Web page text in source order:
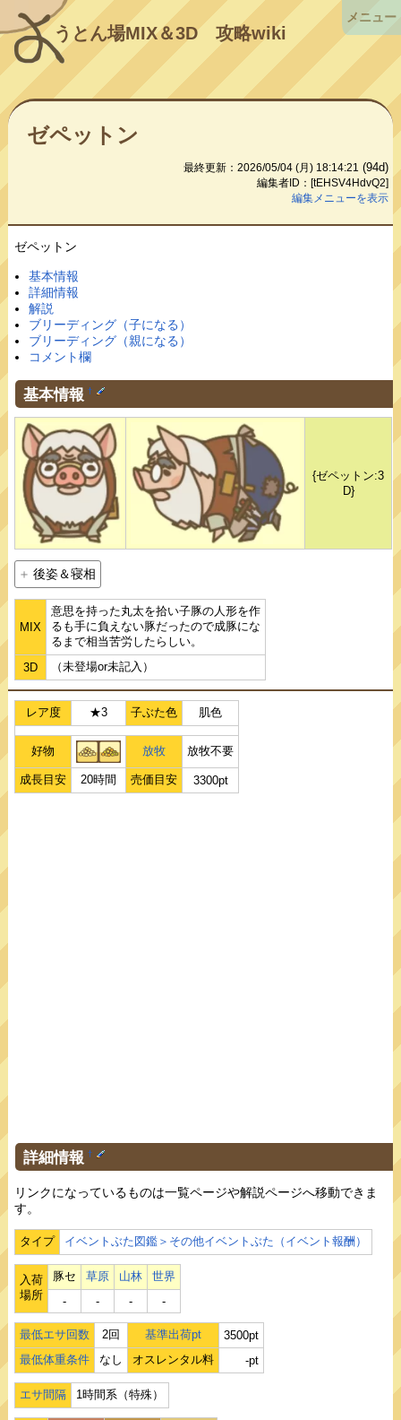
うとん場MIX＆3D攻略wiki
ゼペットン
最終更新：2026/05/04 (月) 18:14:21 (94d)
編集者ID：[tEHSV4HdvQ2]
編集メニューを表示
ゼペットン
基本情報
詳細情報
解説
ブリーディング（子になる）
ブリーディング（親になる）
コメント欄
基本情報 †
{ゼペットン:3
D}
後姿＆寝相
MIX
意思を持った丸太を拾い子豚の人形を作
るも手に負えない豚だったので成豚にな
るまで相当苦労したらしい。
3D
（未登場or未記入）
レア度 ★3 子ぶた色 肌色
好物 放牧 放牧不要
成長目安 20時間 売価目安 3300pt
詳細情報 †
リンクになっているものは一覧ページや解説ページへ移動できま
す。
タイプ イベントぶた図鑑＞その他イベントぶた（イベント報酬）
入荷
場所
豚セ 草原 山林
世界
‐
‐ ‐ ‐
最低エサ回数 2回 基準出荷pt
3500pt
最低体重条件
なし オスレンタル料 -pt
エサ間隔 1時間系（特殊）
メニュー